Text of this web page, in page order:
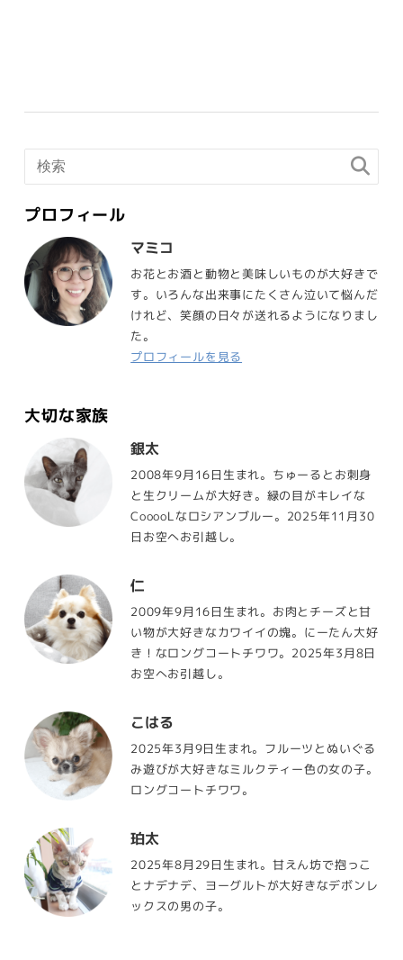
プロフィール
マミコ
お花とお酒と動物と美味しいものが大好きで
す。いろんな出来事にたくさん泣いて悩んだ
けれど、笑顔の日々が送れるようになりまし
た。
プロフィールを見る
大切な家族
銀太
2008年9月16日生まれ。ちゅーるとお刺身
と生クリームが大好き。緑の目がキレイな
CooooLなロシアンブルー。2025年11月30
日お空へお引越し。
仁
2009年9月16日生まれ。お肉とチーズと甘
い物が大好きなカワイイの塊。にーたん大好
き！なロングコートチワワ。2025年3月8日
お空へお引越し。
こはる
2025年3月9日生まれ。フルーツとぬいぐる
み遊びが大好きなミルクティー色の女の子。
ロングコートチワワ。
珀太
2025年8月29日生まれ。甘えん坊で抱っこ
とナデナデ、ヨーグルトが大好きなデボンレ
ックスの男の子。